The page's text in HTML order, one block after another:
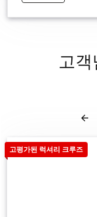
고
고평가된 럭셔리 크루즈